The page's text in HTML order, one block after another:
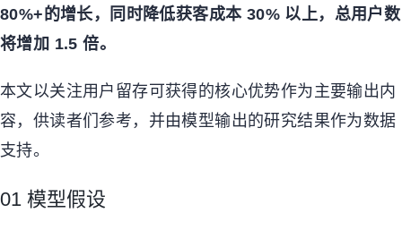
80%+的增长，同时降低获客成本 30% 以上，总用户数
将增加 1.5倍。
本文以关注用户留存可获得的核心优势作为主要输出内
容，供读者们参考，并由模型输出的研究结果作为数据
支持。
01 模型假设